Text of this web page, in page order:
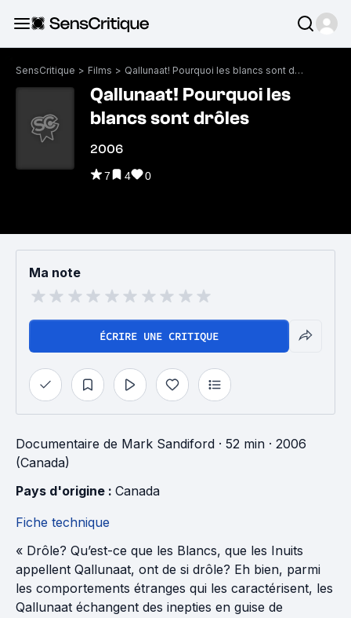
SensCritique > Films > Qallunaat! Pourquoi les blancs sont drôles
Qallunaat! Pourquoi les
blancs sont drôles
2006
7 4 0
Ma note
ÉCRIRE UNE CRITIQUE
Documentaire de Mark Sandiford · 52 min · 2006
(Canada)
Pays d'origine : Canada
Fiche technique
« Drôle? Qu’est-ce que les Blancs, que les Inuits
appellent Qallunaat, ont de si drôle? Eh bien, parmi
les comportements étranges qui les caractérisent, les
Qallunaat échangent des inepties en guise de